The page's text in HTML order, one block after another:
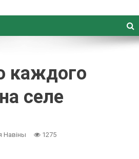
навiны.
Районная
каждого
селе
Навiны 1275